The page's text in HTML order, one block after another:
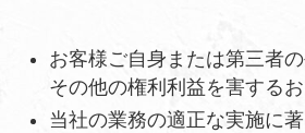
お客様ご自身または第三者
その他の権利利益を害する
当社の業務の適正な実施に